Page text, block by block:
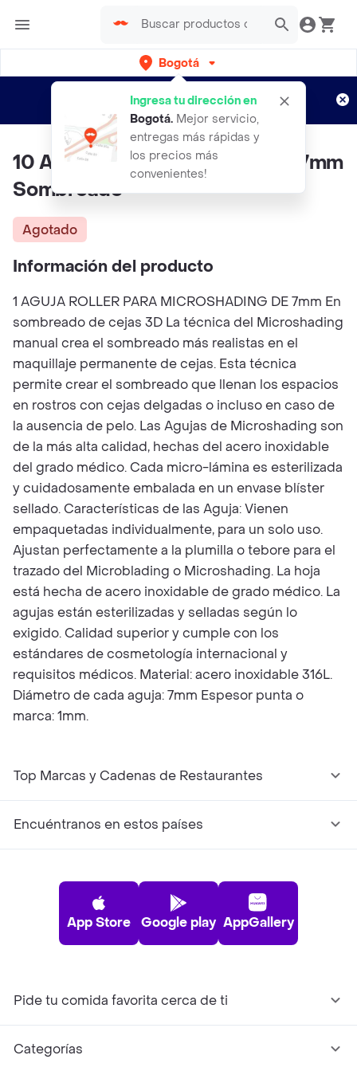
Bogotá
Ingresa tu dirección en
Bogotá. Mejor servicio,
entregas más rápidas y
los precios más
convenientes!
envíos gratis por semanas
Aplican TyC
10 Agujas Microblading Roller 7mm
Sombreado
Agotado
Información del producto
1 AGUJA ROLLER PARA MICROSHADING DE 7mm En
sombreado de cejas 3D La técnica del Microshading
manual crea el sombreado más realistas en el
maquillaje permanente de cejas. Esta técnica
permite crear el sombreado que llenan los espacios
en rostros con cejas delgadas o incluso en caso de
la ausencia de pelo. Las Agujas de Microshading son
de la más alta calidad, hechas del acero inoxidable
del grado médico. Cada micro-lámina es esterilizada
y cuidadosamente embalada en un envase blíster
sellado. Características de las Aguja: Vienen
empaquetadas individualmente, para un solo uso.
Ajustan perfectamente a la plumilla o tebore para el
trazado del Microblading o Microshading. La hoja
está hecha de acero inoxidable de grado médico. La
agujas están esterilizadas y selladas según lo
exigido. Calidad superior y cumple con los
estándares de cosmetología internacional y
requisitos médicos. Material: acero inoxidable 316L.
Diámetro de cada aguja: 7mm Espesor punta o
marca: 1mm.
Top Marcas y Cadenas de Restaurantes
Encuéntranos en estos países
App Store Google play AppGallery
Pide tu comida favorita cerca de ti
Categorías